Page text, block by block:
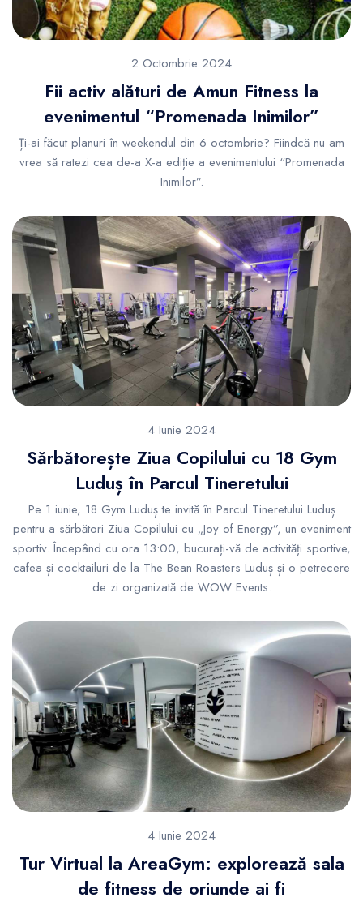
2 Octombrie 2024
Fii activ alături de Amun Fitness la
evenimentul “Promenada Inimilor”
Ți-ai făcut planuri în weekendul din 6 octombrie? Fiindcă nu am
vrea să ratezi cea de-a X-a ediție a evenimentului “Promenada
Inimilor”.
4 Iunie 2024
Sărbătorește Ziua Copilului cu 18 Gym
Luduș în Parcul Tineretului
Pe 1 iunie, 18 Gym Luduș te invită în Parcul Tineretului Luduș
pentru a sărbători Ziua Copilului cu „Joy of Energy”, un eveniment
sportiv. Începând cu ora 13:00, bucurați-vă de activități sportive,
cafea și cocktailuri de la The Bean Roasters Luduș și o petrecere
de zi organizată de WOW Events.
4 Iunie 2024
Tur Virtual la AreaGym: explorează sala
de fitness de oriunde ai fi